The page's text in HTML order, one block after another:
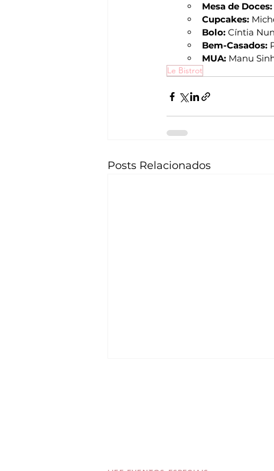
Mesa de Doces:
Cupcakes:
Bolo: Cíntia
Bem-Casados:
MUA: Manu
Le Bistrot
Posts Relacionados